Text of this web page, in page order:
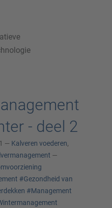
- deel 2
— Kalveren voederen,
—
#Gezondheid van
#Management